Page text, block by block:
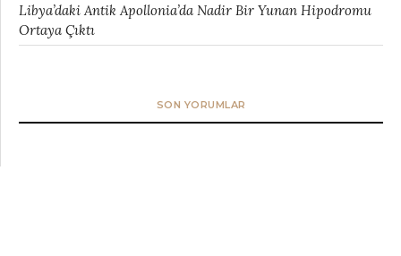
Libya’daki Antik Apollonia’da Nadir Bir Yunan Hipodromu
Ortaya Çıktı
SON YORUMLAR